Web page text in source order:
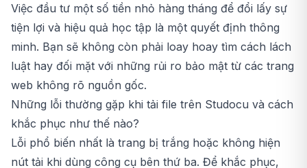
Việc đầu tư một số tiền nhỏ hàng tháng để đổi lấy sự
tiện lợi và hiệu quả học tập là một quyết định thông
minh. Bạn sẽ không còn phải loay hoay tìm cách lách
luật hay đối mặt với những rủi ro bảo mật từ các trang
web không rõ nguồn gốc.
Những lỗi thường gặp khi tải file trên Studocu và cách
khắc phục như thế nào?
Lỗi phổ biến nhất là trang bị trắng hoặc không hiện
nút tải khi dùng công cụ bên thứ ba. Để khắc phục,